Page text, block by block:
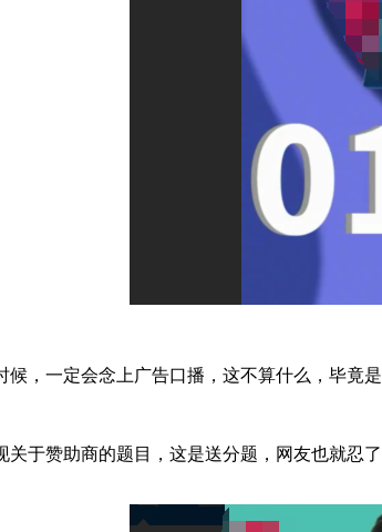
一定会念上广告口播，这不算什么，毕竟是
赞助商的题目，这是送分题，网友也就忍了